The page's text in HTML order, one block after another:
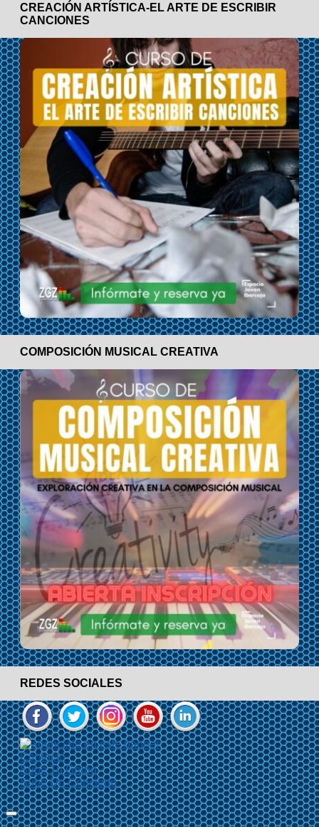
CREACIÓN ARTÍSTICA-EL ARTE DE ESCRIBIR
CANCIONES
COMPOSICIÓN MUSICAL CREATIVA
REDES SOCIALES
Contacto
Sube Tu Grupo
Sube Un Concierto